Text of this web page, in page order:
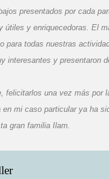
presentados por cada
útiles y enriquecedoras. El
para todas nuestras
interesantes y presentaron
felicitarlos una vez más por
en mi caso particular ya ha
gran familia Ilam.